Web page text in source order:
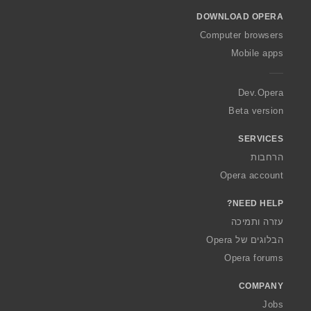
w
O
a
DOWNLOAD OPERA
Computer browsers
Mobile apps
Dev.Opera
Beta version
SERVICES
הרחבות
Opera account
NEED HELP?
עזרה ותמיכה
הבלוגים של Opera
Opera forums
COMPANY
Jobs